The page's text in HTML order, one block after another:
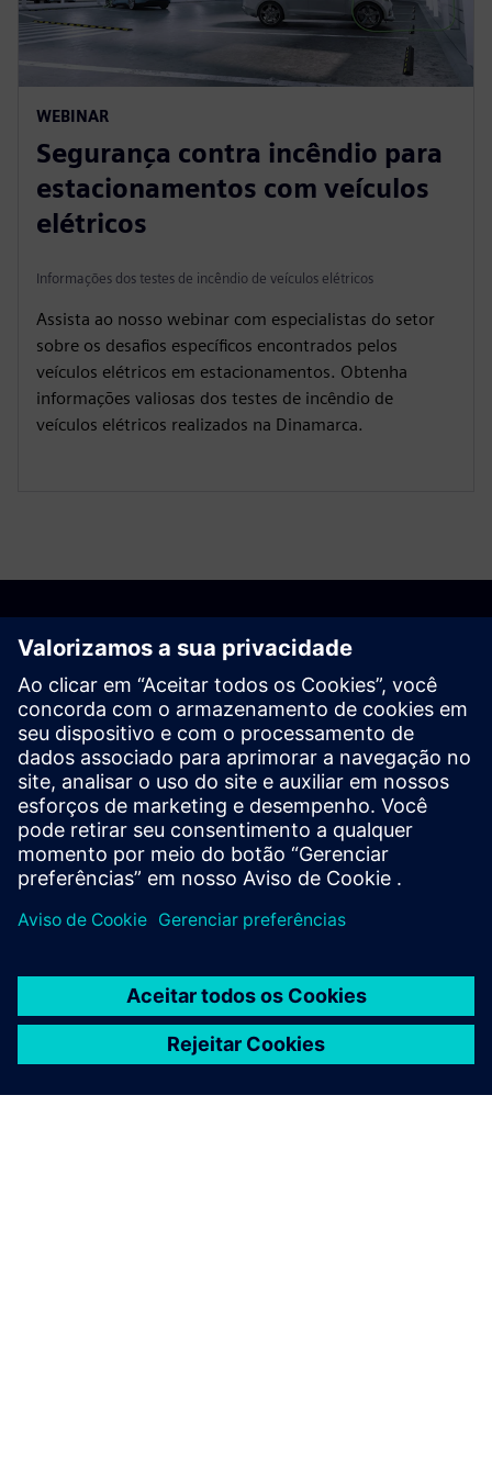
WEBINAR
Segurança contra incêndio para
estacionamentos com veículos
elétricos
Informações dos testes de incêndio de veículos elétricos
Assista ao nosso webinar com especialistas do setor
sobre os desafios específicos encontrados pelos
veículos elétricos em estacionamentos. Obtenha
informações valiosas dos testes de incêndio de
veículos elétricos realizados na Dinamarca.
Descubras as
possibilidades
Entre em contato conosco